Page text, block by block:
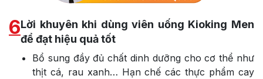
6Lời khuyên khi dùng viên uống Kioking Men
để đạt hiệu quả tốt
Bổ sung đầy đủ chất dinh dưỡng cho cơ thể như
thịt cá, rau xanh… Hạn chế các thực phẩm cay